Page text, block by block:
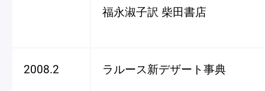
福永淑子訳 柴田書店
2008.2 ラルース新デザート事典